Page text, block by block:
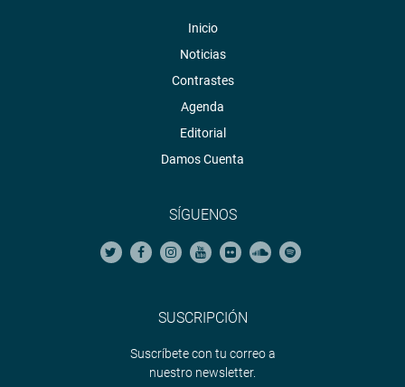
Inicio
Noticias
Contrastes
Agenda
Editorial
Damos Cuenta
SÍGUENOS
SUSCRIPCIÓN
Suscríbete con tu correo a
nuestro newsletter.